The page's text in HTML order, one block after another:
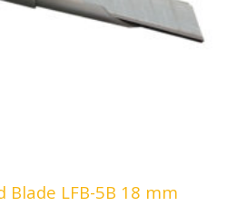
Blade LFB-5B 18 mm